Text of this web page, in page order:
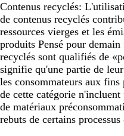
Contenus recyclés:
de contenus recyclés
ressources vierges et les
produits Pensé pour
recyclés sont qualifiés de
signifie qu'une partie de
les consommateurs aux
de cette catégorie
de matériaux
rebuts de certains